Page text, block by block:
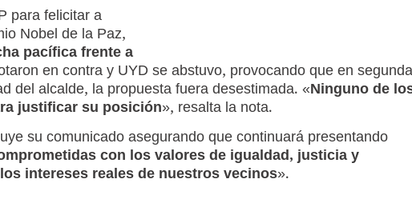
para felicitar a
Nobel de la Paz,
pacífica frente a
en contra y UYD se abstuvo, provocando que en segunda
del alcalde, la propuesta fuera desestimada. «Ninguno de
justificar su posición», resalta la nota.
su comunicado asegurando que continuará presentando
con los valores de igualdad, justicia y
intereses reales de nuestros vecinos».